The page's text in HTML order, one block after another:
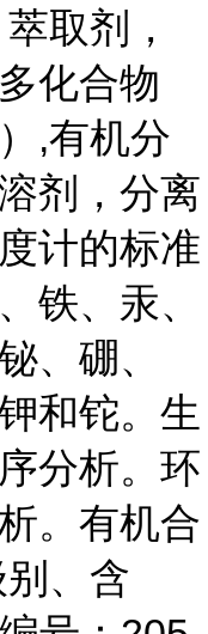
取剂，
化合物
,有机分
剂，分离
计的标准
铁、汞、
、硼、
和铊。生
分析。环
。有机合
、含